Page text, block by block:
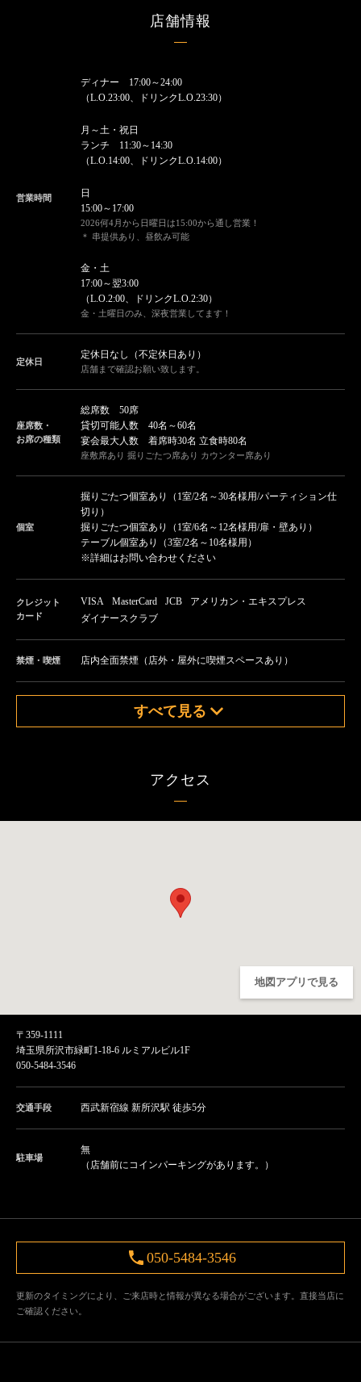
店舗情報
営業時間
ディナー 17:00～24:00
（L.O.23:00、ドリンクL.O.23:30）
月～土・祝日
ランチ 11:30～14:30
（L.O.14:00、ドリンクL.O.14:00）
日
15:00～17:00
2026何4月から日曜日は15:00から通し営業！
＊ 串提供あり、昼飲み可能
金・土
17:00～翌3:00
（L.O.2:00、ドリンクL.O.2:30）
金・土曜日のみ、深夜営業してます！
定休日
定休日なし（不定休日あり）
店舗まで確認お願い致します。
座席数・
お席の種類
総席数 50席
貸切可能人数 40名～60名
宴会最大人数 着席時30名 立食時80名
座敷席あり 掘りごたつ席あり カウンター席あり
個室
掘りごたつ個室あり（1室/2名～30名様用/パーティション仕
切り）
掘りごたつ個室あり（1室/6名～12名様用/扉・壁あり）
テーブル個室あり（3室/2名～10名様用）
※詳細はお問い合わせください
クレジット
カード
VISA MasterCard JCB
アメリカン・エキスプレス
ダイナースクラブ
禁煙・喫煙 店内全面禁煙（店外・屋外に喫煙スペースあり）
すべて見る
アクセス
地図アプリで見る
〒359-1111
埼玉県所沢市緑町1-18-6 ルミアルビル1F
050-5484-3546
交通手段 西武新宿線 新所沢駅 徒歩5分
駐車場
無
（店舗前にコインパーキングがあります。）
050-5484-3546
更新のタイミングにより、ご来店時と情報が異なる場合がございます。直接当店に
ご確認ください。